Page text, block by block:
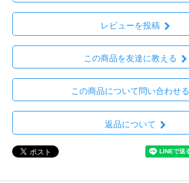
レビューを投稿
この商品を友達に教える
この商品について問い合わせる
返品について